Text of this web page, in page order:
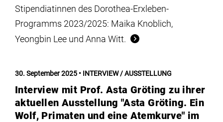
Stipendiatinnen des Dorothea-Erxleben-
Programms 2023/2025: Maika Knoblich,
Yeongbin Lee und Anna Witt.
30. September 2025 INTERVIEW / AUSSTELLUNG
Interview mit Prof. Asta Gröting zu ihrer
aktuellen Ausstellung "Asta Gröting. Ein
Wolf, Primaten und eine Atemkurve" im